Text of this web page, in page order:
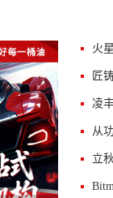
火
匠